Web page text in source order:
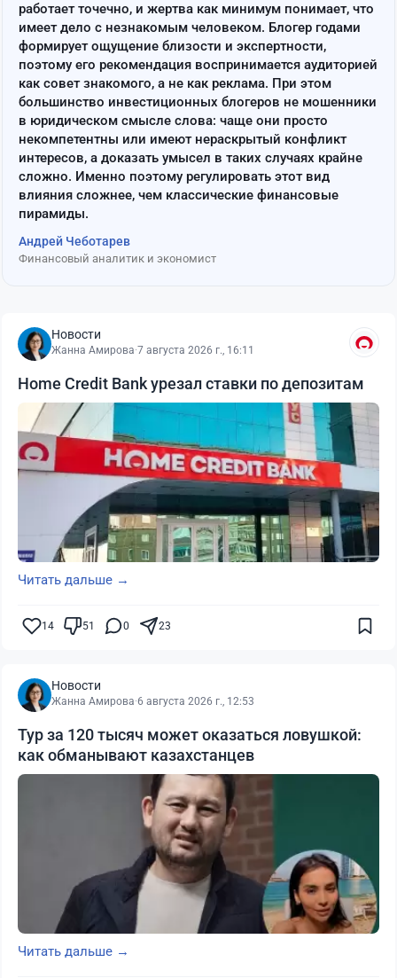
работает точечно, и жертва как минимум понимает, что
имеет дело с незнакомым человеком. Блогер годами
формирует ощущение близости и экспертности,
поэтому его рекомендация воспринимается аудиторией
как совет знакомого, а не как реклама. При этом
большинство инвестиционных блогеров не мошенники
в юридическом смысле слова: чаще они просто
некомпетентны или имеют нераскрытый конфликт
интересов, а доказать умысел в таких случаях крайне
сложно. Именно поэтому регулировать этот вид
влияния сложнее, чем классические финансовые
пирамиды.
Андрей Чеботарев
Финансовый аналитик и экономист
Новости
Жанна Амирова·7 августа 2026 г., 16:11
Home Credit Bank урезал ставки по депозитам
Читать дальше →
14 51 0 23
Новости
Жанна Амирова·6 августа 2026 г., 12:53
Тур за 120 тысяч может оказаться ловушкой:
как обманывают казахстанцев
Читать дальше →